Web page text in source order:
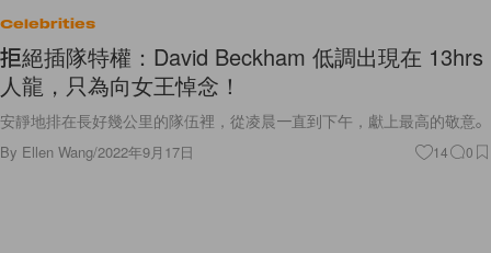
Celebrities
拒絕插隊特權：David Beckham 低調出現在 13hrs
人龍，只為向女王悼念！
安靜地排在長好幾公里的隊伍裡，從凌晨一直到下午，獻上最高的敬意。
By Ellen Wang/2022年9月17日 14 0